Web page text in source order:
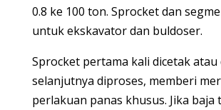
0.8 ke 100 ton. Sprocket dan
untuk ekskavator dan buldoser.
Sprocket pertama kali dicetak atau
selanjutnya diproses, memberi
perlakuan panas khusus. Jika baja